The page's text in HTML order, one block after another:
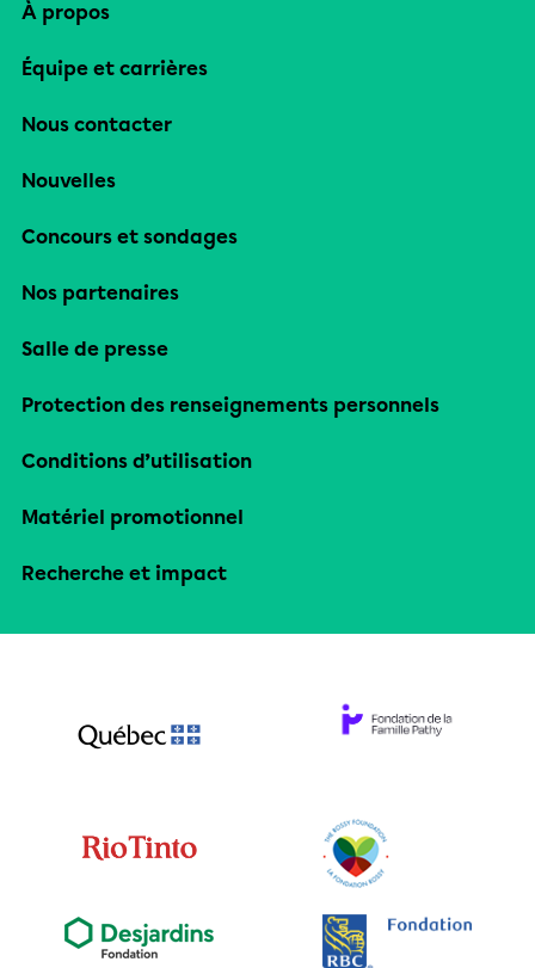
À propos
Équipe et carrières
Nous contacter
Nouvelles
Concours et sondages
Nos partenaires
Salle de presse
Protection des renseignements personnels
Conditions d’utilisation
Matériel promotionnel
Recherche et impact